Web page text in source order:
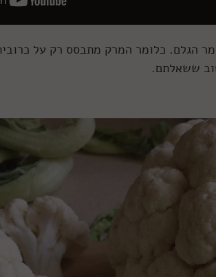
הגלם. כלומר המרק מתבסס רק על
ששאלתם.